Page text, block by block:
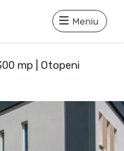
Meniu
mp | Otopeni